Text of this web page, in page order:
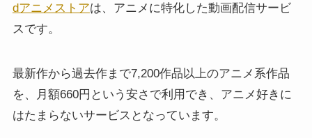
dアニメストアは、アニメに特化した動画配信サービ
スです。
最新作から過去作まで7,200作品以上のアニメ系作品
を、月額660円という安さで利用でき、アニメ好きに
はたまらないサービスとなっています。